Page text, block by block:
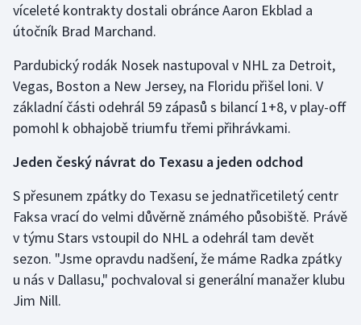
Lezení
Moderní pětiboj
Motorsport
Olympijské hry
Parasport
Plavání
Plážový volejbal
víceleté kontrakty dostali obránce Aaron Ekblad a
útočník Brad Marchand.
Pardubický rodák Nosek nastupoval v NHL za Detroit,
Vegas, Boston a New Jersey, na Floridu přišel loni. V
základní části odehrál 59 zápasů s bilancí 1+8, v play-off
pomohl k obhajobě triumfu třemi přihrávkami.
Jeden český návrat do Texasu a jeden odchod
S přesunem zpátky do Texasu se jednatřicetiletý centr
Faksa vrací do velmi důvěrně známého působiště. Právě
v týmu Stars vstoupil do NHL a odehrál tam devět
sezon. "Jsme opravdu nadšení, že máme Radka zpátky
u nás v Dallasu," pochvaloval si generální manažer klubu
Jim Nill.